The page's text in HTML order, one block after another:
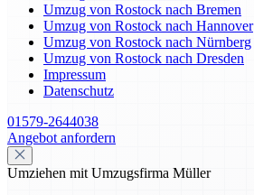
Umzug von Rostock nach Bremen
Umzug von Rostock nach Hannover
Umzug von Rostock nach Nürnberg
Umzug von Rostock nach Dresden
Impressum
Datenschutz
01579-2644038
Angebot anfordern
Umziehen mit Umzugsfirma Müller